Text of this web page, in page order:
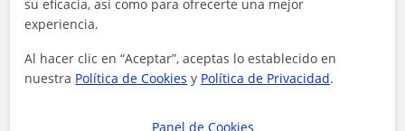
Apoyo escolar
Universidad
Clases de Inglés
Profesores de
Matemáticas
su eficacia, así como para ofrecerte una mejor
experiencia.
Al hacer clic en “Aceptar”, aceptas lo establecido en
nuestra Política de Cookies y Política de Privacidad.
Panel de Cookies